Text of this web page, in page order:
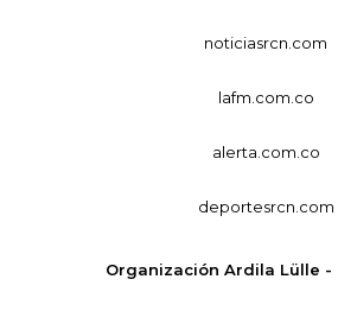
noticiasrcn.com
lafm.com.co
alerta.com.co
deportesrcn.com
Organización Ardila Lülle -